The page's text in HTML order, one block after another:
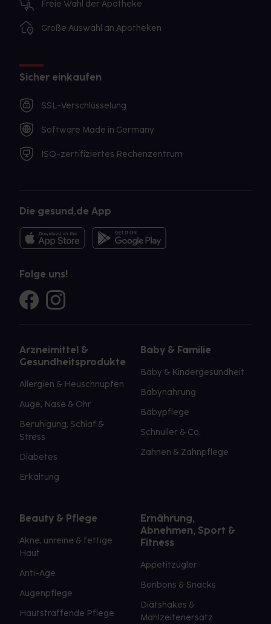
Freie Wahl der Apotheke
Große Auswahl an Apotheken
Sicher einkaufen
SSL-Verschlüsselung
Software Made in Germany
ISO-zertifiziertes Rechenzentrum
Die gesund.de App
Folge uns!
Arzneimittel &
Gesundheitsprodukte
Allergien & Heuschnupfen
Auge, Nase & Ohr
Beruhigung, Schlaf &
Stress
Diabetes
Erkältung
Baby & Familie
Baby & Kindergesundheit
Babynahrung
Babypflege
Schnuller & Co.
Zahnen & Zahnpflege
Beauty & Pflege
Akne, unreine & fettige
Haut
Anti-Age
Augenpflege
Hautstraffende Pflege
Ernährung,
Abnehmen, Sport &
Fitness
Appetitzügler
Bonbons & Snacks
Diätshakes &
Mahlzeitenersatz